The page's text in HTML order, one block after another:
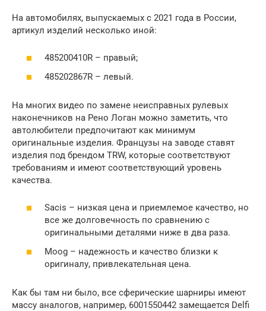
На автомобилях, выпускаемых с 2021 года в России,
артикул изделий несколько иной:
485200410R – правый;
485202867R – левый.
На многих видео по замене неисправных рулевых
наконечников на Рено Логан можно заметить, что
автолюбители предпочитают как минимум
оригинальные изделия. Французы на заводе ставят
изделия под брендом TRW, которые соответствуют
требованиям и имеют соответствующий уровень
качества.
Sacis – низкая цена и приемлемое качество, но
все же долговечность по сравнению с
оригинальными деталями ниже в два раза.
Moog – надежность и качество близки к
оригиналу, привлекательная цена.
Как бы там ни было, все сферические шарниры имеют
массу аналогов, например, 6001550442 замещается Delfi